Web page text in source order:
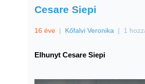
Cesare Siepi
16 éve | Kőfalvi Veronika | 1
Elhunyt Cesare Siepi